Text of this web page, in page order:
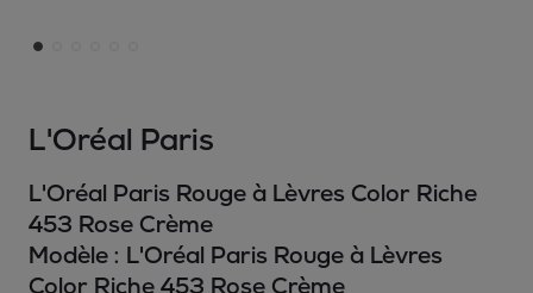
L'Oréal Paris
L'Oréal Paris Rouge à Lèvres Color Riche
453 Rose Crème
Modèle : L'Oréal Paris Rouge à Lèvres
Color Riche 453 Rose Crème